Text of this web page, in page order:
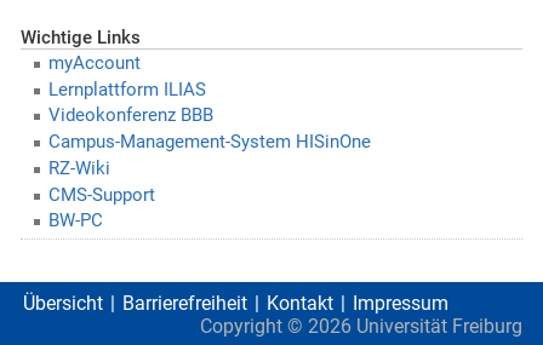
Wichtige Links
myAccount
Lernplattform ILIAS
Videokonferenz BBB
Campus-Management-System HISinOne
RZ-Wiki
CMS-Support
BW-PC
Übersicht Barrierefreiheit Kontakt
Impressum
Copyright © 2026 Universität Freiburg